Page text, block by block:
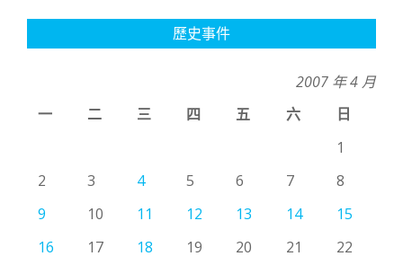
歷史事件
2007 年 4 月
一
二 三 四 五 六
日
1
2
3 4 5 6 7
8
9
10 11 12 13 14
15
16
17 18 19 20 21
22